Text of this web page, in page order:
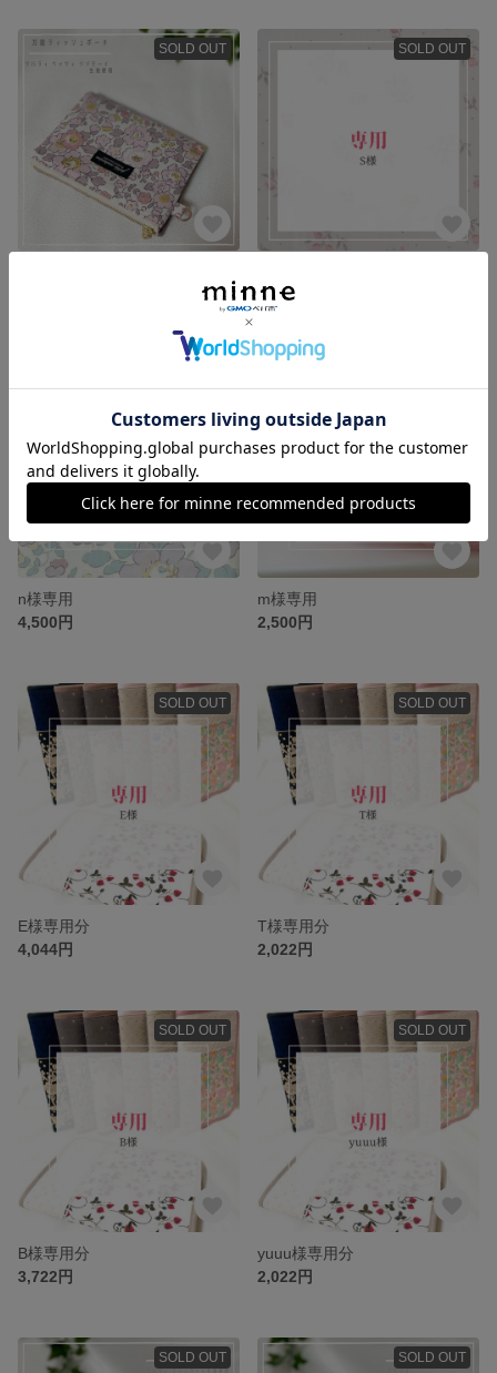
SOLD OUT SOLD OUT
11,300円
n様専用
4,500円
m様専用
2,500円
SOLD OUT
E様専用分
4,044円
SOLD OUT
T様専用分
2,022円
SOLD OUT
B様専用分
3,722円
SOLD OUT
yuuu様専用分
2,022円
SOLD OUT SOLD OUT